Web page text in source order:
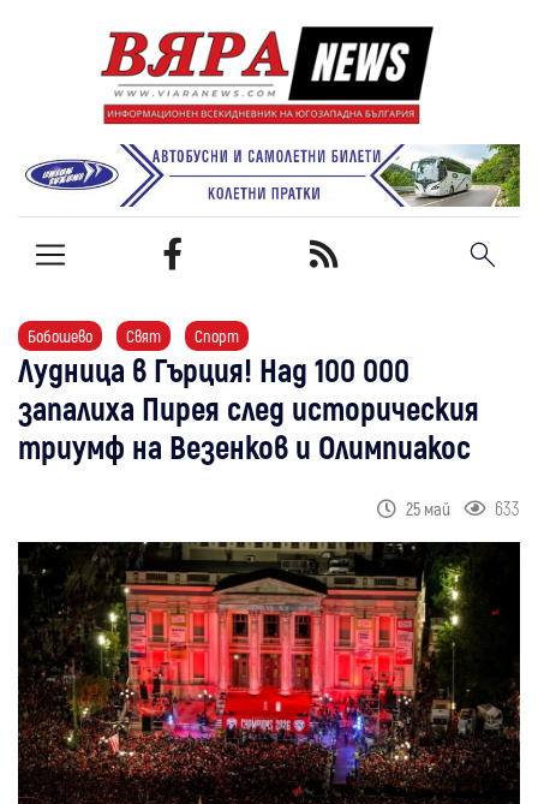
Бобошево Свят Спорт
Лудница в Гърция! Над 100 000
запалиха Пирея след историческия
триумф на Везенков и Олимпиакос
25 май 633